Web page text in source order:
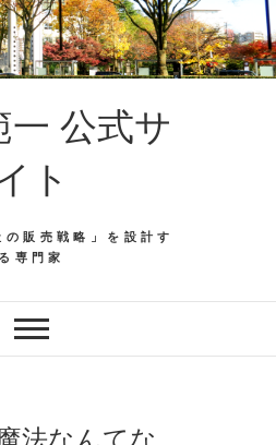
一 公式サ
ト
の販売戦略」を設計す
る専門家
法なんてな